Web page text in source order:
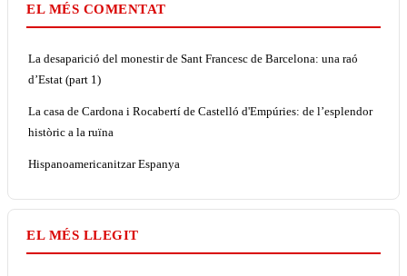
EL MÉS COMENTAT
La desaparició del monestir de Sant Francesc de Barcelona: una raó
d’Estat (part 1)
La casa de Cardona i Rocabertí de Castelló d'Empúries: de l’esplendor
històric a la ruïna
Hispanoamericanitzar Espanya
EL MÉS LLEGIT